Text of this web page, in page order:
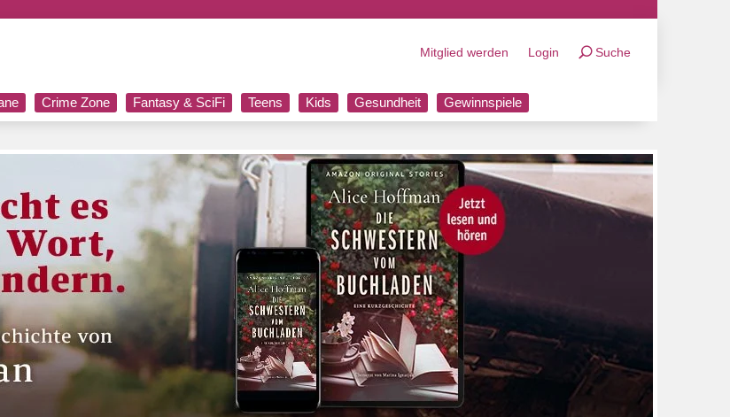
Mitglied werden Login Suche
Crime Zone Fantasy & SciFi Teens Kids Gesundheit Gewinnspiele